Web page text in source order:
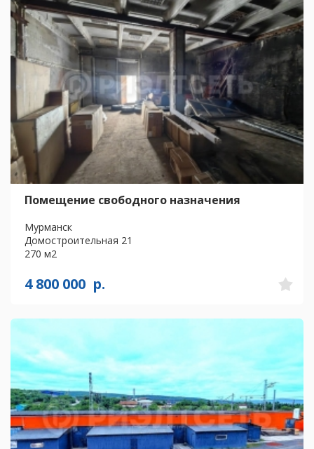
Помещение свободного назначения
Мурманск
Домостроительная 21
270 м2
4 800 000 р.